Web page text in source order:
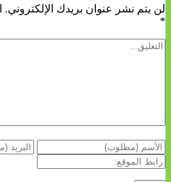
لن يتم نشر عنوان بريدك الإلكتروني.
*